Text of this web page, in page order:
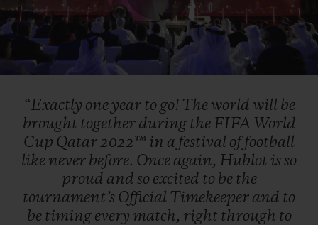
Play
Video
“Exactly oneyear to go! Theworld will be
brought together during the FIFA World
Cup Qatar2022™ in a festival offootball
like never before. Once again, Hublot isso
proud and so excited to be the
tournament’s Official Timekeeper and to
be timing every match, right through to